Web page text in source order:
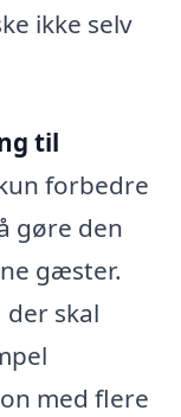
ikke selv
til
forbedre
gøre den
gæster.
skal
med flere